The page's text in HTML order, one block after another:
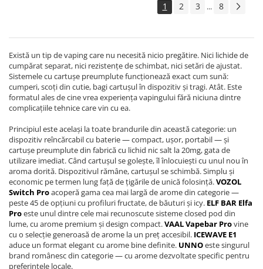
1 2 3 ... 8
Există un tip de vaping care nu necesită nicio pregătire. Nici lichide de
cumpărat separat, nici rezistențe de schimbat, nici setări de ajustat.
Sistemele cu cartușe preumplute funcționează exact cum sună:
cumperi, scoți din cutie, bagi cartușul în dispozitiv și tragi. Atât. Este
formatul ales de cine vrea experiența vapingului fără niciuna dintre
complicațiile tehnice care vin cu ea.
Principiul este același la toate brandurile din această categorie: un
dispozitiv reîncărcabil cu baterie — compact, ușor, portabil — și
cartușe preumplute din fabrică cu lichid nic salt la 20mg, gata de
utilizare imediat. Când cartuşul se golește, îl înlocuiești cu unul nou în
aroma dorită. Dispozitivul rămâne, cartușul se schimbă. Simplu și
economic pe termen lung față de țigările de unică folosință.VOZOL
Switch Proacoperă gama cea mai largă de arome din categorie —
peste 45 de opțiuni cu profiluri fructate, de băuturi și icy. ELF BAR Elfa
Proeste unul dintre cele mai recunoscute sisteme closed pod din
lume, cu arome premium și design compact.VAAL Vapebar Provine
cu o selecție generoasă de arome la un preț accesibil. ICEWAVE E1
aduce un format elegant cu arome bine definite. UNNOeste singurul
brand românesc din categorie — cu arome dezvoltate specific pentru
preferințele locale.